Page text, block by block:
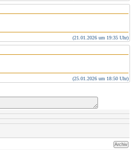
(21.01.2026 um 19:35 Uhr)
(25.01.2026 um 18:50 Uhr)